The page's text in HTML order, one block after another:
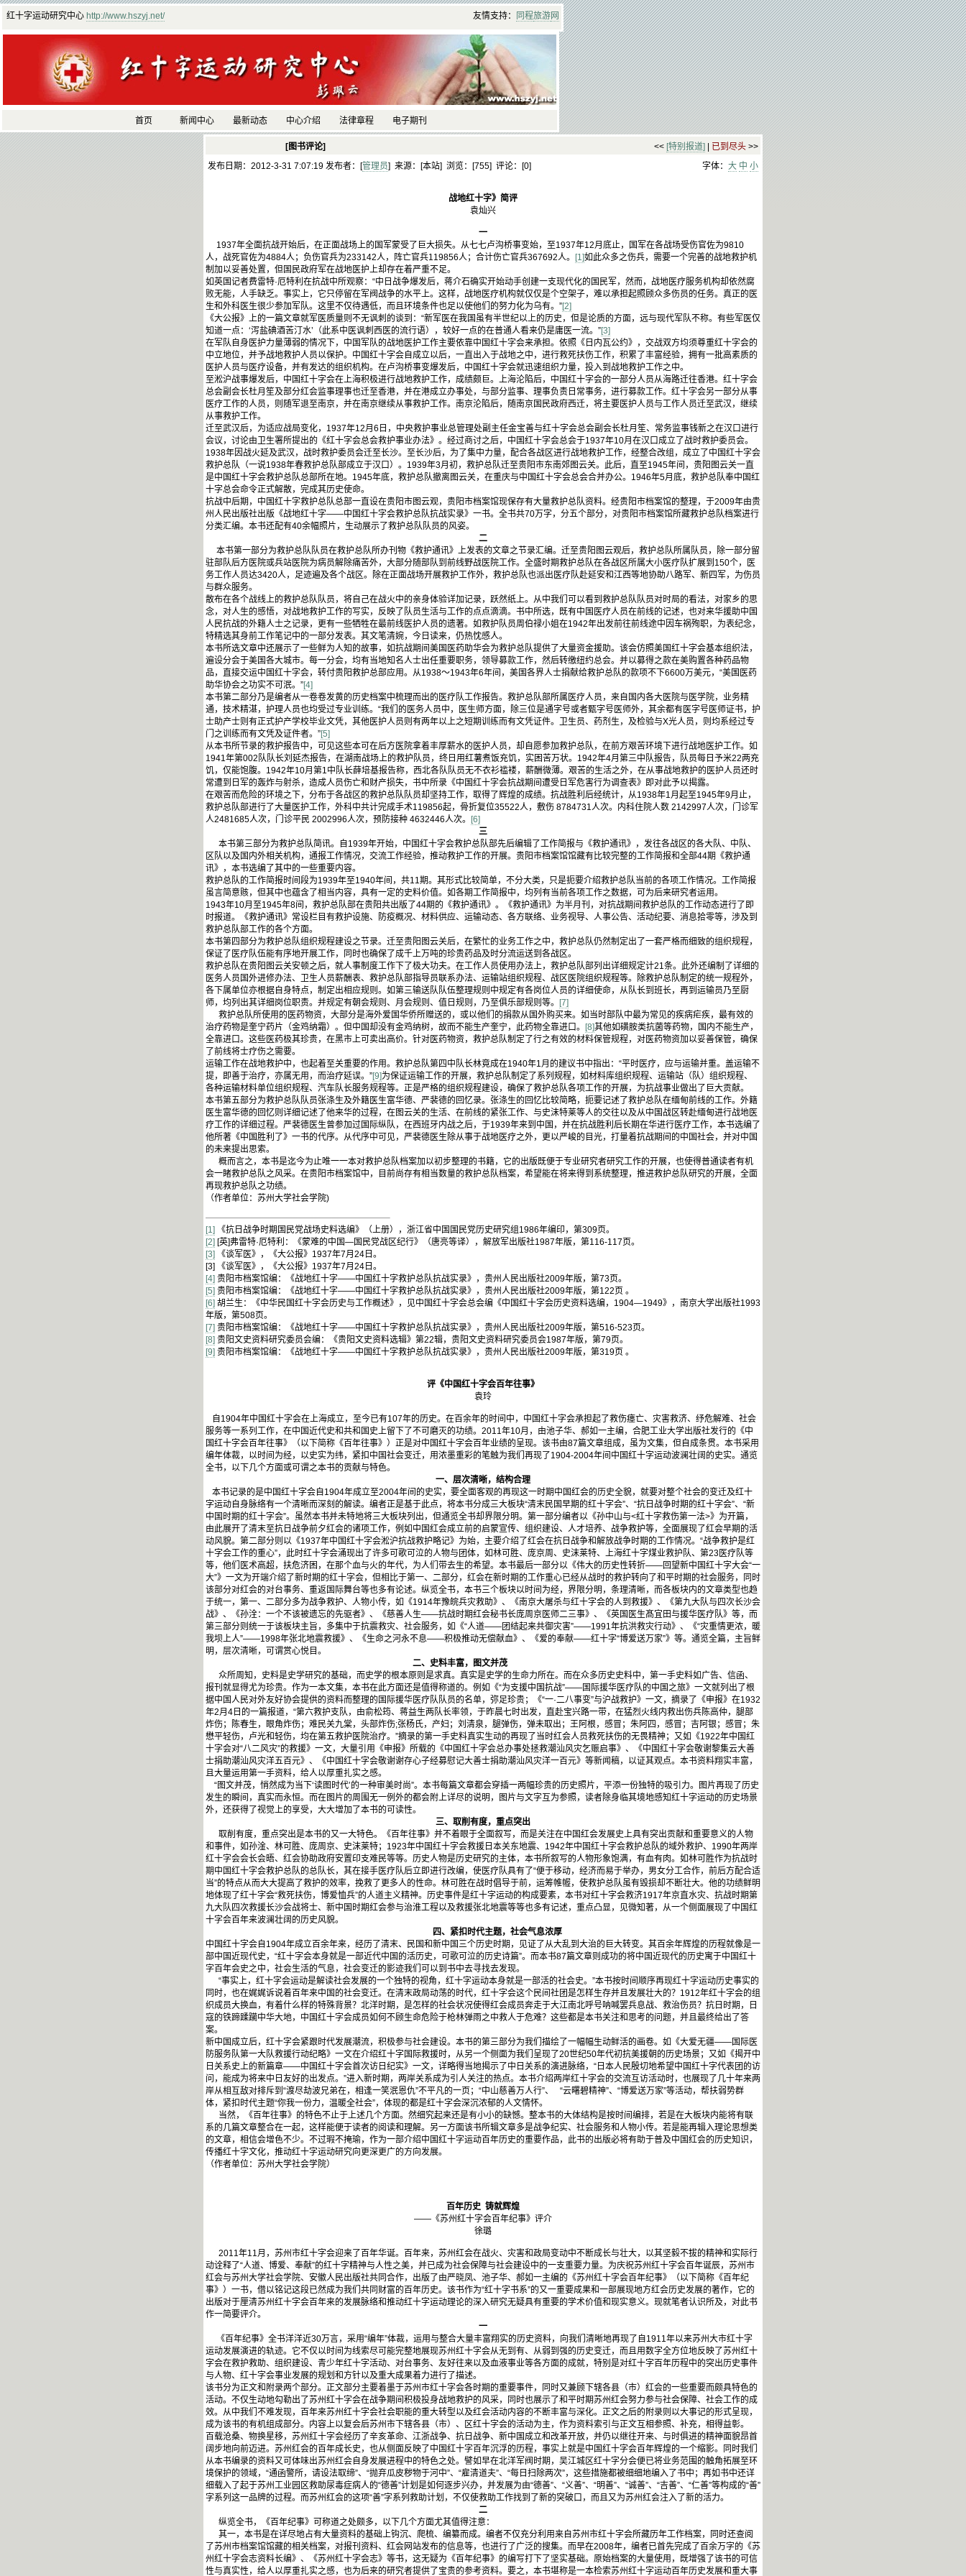
红十字运动研究中心 http://www.hszyj.net/ 友情支持： 同程旅游网
首页 新闻中心 最新动态 中心介绍 法律章程 电子期刊
[图书评论] << [特别报道] 已到尽头 >>
发布日期：2012-3-31 7:07:19 发布者：[管理员] 来源：[本站] 浏览：[755] 评论：[0] 字体： 大 中 小
战地红十字》简评
袁灿兴
一
1937年全面抗战开始后，在正面战场上的国军蒙受了巨大损失。从七七卢沟桥事变始，至1937年12月底止，国军在各战场受伤官佐为9810
人，战死官佐为4884人；负伤官兵为233142人，阵亡官兵119856人；合计伤亡官兵367692人。
[1]如此众多之伤兵，需要一个完善的战地救护机
制加以妥善处置，但国民政府军在战地医护上却存在着严重不足。
如英国记者费雷特·厄特利在抗战中所观察：“中日战争爆发后，蒋介石确实开始动手创建一支现代化的国民军，然而，战地医疗服务机构却依然腐
败无能，人手缺乏。事实上，它只停留在军阀战争的水平上。这样，战地医疗机构就仅仅是个空架子，难以承担起照顾众多伤员的任务。真正的医
生和外科医生很少参加军队。这里不仅待遇低，而且环境条件也足以使他们的努力化为乌有。”[2]
《大公报》上的一篇文章就军医质量则不无讽刺的谈到：“新军医在我国虽有半世纪以上的历史，但是论质的方面，远与现代军队不称。有些军医仅
知道一点：‘泻盐碘酒苦汀水’（此系中医讽刺西医的流行语），较好一点的在普通人看来仍是庸医一流。”[3]
在军队自身医护力量薄弱的情况下，中国军队的战地医护工作主要依靠中国红十字会来承担。依照《日内瓦公约》，交战双方均须尊重红十字会的
中立地位，并予战地救护人员以保护。中国红十字会自成立以后，一直出入于战地之中，进行救死扶伤工作，积累了丰富经验，拥有一批高素质的
医护人员与医疗设备，并有发达的组织机构。在卢沟桥事变爆发后，中国红十字会就迅速组织力量，投入到战地救护工作之中。
至淞沪战事爆发后，中国红十字会在上海积极进行战地救护工作，成绩颇巨。上海沦陷后，中国红十字会的一部分人员从海路迁往香港。红十字会
总会副会长杜月笙及部分红会监事理事也迁至香港，并在港成立办事处，与部分监事、理事负责日常事务，进行募款工作。红十字会另一部分从事
医疗工作的人员，则随军退至南京，并在南京继续从事救护工作。南京沦陷后，随南京国民政府西迁，将主要医护人员与工作人员迁至武汉，继续
从事救护工作。
迁至武汉后，为适应战局变化，1937年12月6日，中央救护事业总管理处副主任金宝善与红十字会总会副会长杜月笙、常务监事钱新之在汉口进行
会议，讨论由卫生署所提出的《红十字会总会救护事业办法》。经过商讨之后，中国红十字会总会于1937年10月在汉口成立了战时救护委员会。
1938年因战火延及武汉，战时救护委员会迁至长沙。至长沙后，为了集中力量，配合各战区进行战地救护工作，经整合改组，成立了中国红十字会
救护总队（一说1938年春救护总队部成立于汉口）。1939年3月初，救护总队迁至贵阳市东南郊图云关。此后，直至1945年间，贵阳图云关一直
是中国红十字会救护总队总部所在地。1945年底，救护总队撤离图云关，在重庆与中国红十字会总会合并办公。1946年5月底，救护总队奉中国红
十字总会命令正式解散，完成其历史使命。
抗战中后期，中国红十字救护总队总部一直设在贵阳市图云观，贵阳市档案馆现保存有大量救护总队资料。经贵阳市档案馆的整理，于2009年由贵
州人民出版社出版《战地红十字——中国红十字会救护总队抗战实录》一书。全书共70万字，分五个部分，对贵阳市档案馆所藏救护总队档案进行
分类汇编。本书还配有40余幅照片，生动展示了救护总队队员的风姿。
二
本书第一部分为救护总队队员在救护总队所办刊物《救护通讯》上发表的文章之节录汇编。迁至贵阳图云观后，救护总队所属队员，除一部分留
驻部队后方医院或兵站医院为病员解除痛苦外，大部分随部队到前线野战医院工作。全盛时期救护总队在各战区所属大小医疗队扩展到150个，医
务工作人员达3420人，足迹遍及各个战区。除在正面战场开展救护工作外，救护总队也派出医疗队赴延安和江西等地协助八路军、新四军，为伤员
与群众服务。
散布在各个战线上的救护总队队员，将自己在战火中的亲身体验详加记录，跃然纸上。从中我们可以看到救护总队队员对时局的看法，对家乡的思
念，对人生的感悟，对战地救护工作的写实，反映了队员生活与工作的点点滴滴。书中所选，既有中国医疗人员在前线的记述，也对来华援助中国
人民抗战的外籍人士之记录，更有一些牺牲在最前线医护人员的遗著。如救护队员周伯禄小姐在1942年出发前往前线途中因车祸殉职，为表纪念，
特精选其身前工作笔记中的一部分发表。其文笔清婉，今日读来，仍热忱感人。
本书所选文章中还展示了一些鲜为人知的故事，如抗战期间美国医药助华会为救护总队提供了大量资金援助。该会仿照美国红十字会基本组织法，
遍设分会于美国各大城市。每一分会，均有当地知名人士出任重要职务，领导募款工作，然后转缴纽约总会。并以募得之款在美购置各种药品物
品，直接交运中国红十字会，转付贵阳救护总部应用。从1938～1943年6年间，美国各界人士捐献给救护总队的款项不下6600万美元，“美国医药
助华协会之功实不可泯。”[4]
本书第二部分乃是编者从一卷卷发黄的历史档案中梳理而出的医疗队工作报告。救护总队部所属医疗人员，来自国内各大医院与医学院，业务精
通，技术精湛，护理人员也均受过专业训练。“我们的医务人员中，医生师方面，除三位是通字号或者甄字号医师外，其余都有医字号医师证书，护
士助产士则有正式护产学校毕业文凭，其他医护人员则有两年以上之短期训练而有文凭证件。卫生员、药剂生，及检验与X光人员，则均系经过专
门之训练而有文凭及证件者。”[5]
从本书所节录的救护报告中，可见这些本可在后方医院拿着丰厚薪水的医护人员，却自愿参加救护总队，在前方艰苦环境下进行战地医护工作。如
1941年第002队队长刘延杰报告，在湖南战场上的救护队员，终日用红薯煮饭充饥，实困苦万状。1942年4月第三中队报告，队员每日予米22两充
饥，仅能饱腹。1942年10月第1中队长薛培基报告称，西北各队队员无不衣衫褴褛，薪酬微薄。艰苦的生活之外，在从事战地救护的医护人员还时
常遭到日军的轰炸与射杀，造成人员伤亡和财产损失，书中所录《中国红十字会抗战期间遭受日军危害行为调查表》即对此予以揭露。
在艰苦而危险的环境之下，分布于各战区的救护总队队员却坚持工作，取得了辉煌的成绩。抗战胜利后经统计，从1938年1月起至1945年9月止，
救护总队部进行了大量医护工作，外科中共计完成手术119856起，骨折复位35522人，敷伤 8784731人次。内科住院人数 2142997人次，门诊军
人2481685人次，门诊平民 2002996人次，预防接种 4632446人次。
[6]
三
本书第三部分为救护总队简讯。自1939年开始，中国红十字会救护总队部先后编辑了工作简报与《救护通讯》，发往各战区的各大队、中队、
区队以及国内外相关机构，通报工作情况，交流工作经验，推动救护工作的开展。贵阳市档案馆馆藏有比较完整的工作简报和全部44期《救护通
讯》，本书选编了其中的一些重要内容。
救护总队的工作简报时间段为1939年至1940年间，共11期。其形式比较简单，不分大类，只是扼要介绍救护总队当前的各项工作情况。工作简报
虽言简意赅，但其中也蕴含了相当内容，具有一定的史料价值。如各期工作简报中，均列有当前各项工作之数据，可为后来研究者运用。
1943年10月至1945年8间，救护总队部在贵阳共出版了44期的《救护通讯》。《救护通讯》为半月刊，对抗战期间救护总队的工作动态进行了即
时报道。《救护通讯》常设栏目有救护设施、防疫概况、材料供应、运输动态、各方联络、业务视导、人事公告、活动纪要、消息拾零等，涉及到
救护总队部工作的各个方面。
本书第四部分为救护总队组织规程建设之节录。迁至贵阳图云关后，在繁忙的业务工作之中，救护总队仍然制定出了一套严格而细致的组织规程，
保证了医疗队伍能有序地开展工作，同时也确保了成千上万吨的珍贵药品及时分流运送到各战区。
救护总队在贵阳图云关安顿之后，就人事制度工作下了极大功夫。在工作人员使用办法上，救护总队部列出详细规定计21条。此外还编制了详细的
医务人员国外进修办法、卫生人员薪酬表、救护总队部指导员联系办法、运输站组织规程、战区医院组织规程等。除救护总队制定的统一规程外，
各下属单位亦根据自身特点，制定出相应规则。如第三输送队队伍整理规则中规定有各岗位人员的详细使命，从队长到班长，再到运输员乃至厨
师，均列出其详细岗位职责。并规定有朝会规则、月会规则、值日规则，乃至俱乐部规则等。
[7]
救护总队所使用的医药物资，大部分是海外爱国华侨所赠送的，或以他们的捐款从国外购买来。如当时部队中最为常见的疾病疟疾，最有效的
治疗药物是奎宁药片（金鸡纳霜）。但中国却没有金鸡纳树，故而不能生产奎宁，此药物全靠进口。
[8]其他如磺胺类抗菌等药物，国内不能生产，
全靠进口。这些医药极其珍贵，在黑市上可卖出高价。针对医药物资，救护总队制定了行之有效的材料保管规程，对医药物资加以妥善保管，确保
了前线将士疗伤之需要。
运输工作在战地救护中，也起着至关重要的作用。救护总队第四中队长林竟成在1940年1月的建议书中指出：“平时医疗，应与运输并重。盖运输不
提，即善于治疗，亦属无用，而治疗延误。”[9]为保证运输工作的开展，救护总队制定了系列规程，如材料库组织规程、运输站（队）组织规程、
各种运输材料单位组织规程、汽车队长服务规程等。正是严格的组织规程建设，确保了救护总队各项工作的开展，为抗战事业做出了巨大贡献。
本书第五部分为救护总队队员张涤生及外籍医生富华德、严裴德的回忆录。张涤生的回忆比较简略，扼要记述了救护总队在缅甸前线的工作。外籍
医生富华德的回忆则详细记述了他来华的过程，在图云关的生活、在前线的紧张工作、与史沫特莱等人的交往以及从中国战区转赴缅甸进行战地医
疗工作的详细过程。严裴德医生曾参加过国际纵队，在西班牙内战之后，于1939年来到中国，并在抗战胜利后长期在华进行医疗工作，本书选编了
他所著《中国胜利了》一书的代序。从代序中可见，严裴德医生除从事于战地医疗之外，更以严峻的目光，打量着抗战期间的中国社会，并对中国
的未来提出思索。
概而言之，本书是迄今为止唯一一本对救护总队档案加以初步整理的书籍，它的出版既便于专业研究者研究工作的开展，也使得普通读者有机
会一睹救护总队之风采。在贵阳市档案馆中，目前尚存有相当数量的救护总队档案，希望能在将来得到系统整理，推进救护总队研究的开展，全面
再现救护总队之功绩。
（作者单位：苏州大学社会学院)
[1] 《抗日战争时期国民党战场史料选编》（上册），浙江省中国国民党历史研究组1986年编印，第309页。
[2] [英]弗雷特·厄特利：《蒙难的中国—国民党战区纪行》（唐亮等译），解放军出版社1987年版，第116-117页。
[3] 《谈军医》，《大公报》1937年7月24日。
[3] 《谈军医》，《大公报》1937年7月24日。
[4] 贵阳市档案馆编：《战地红十字——中国红十字救护总队抗战实录》，贵州人民出版社2009年版，第73页。
[5] 贵阳市档案馆编：《战地红十字——中国红十字救护总队抗战实录》，贵州人民出版社2009年版，第122页 。
[6] 胡兰生：《中华民国红十字会历史与工作概述》，见中国红十字会总会编《中国红十字会历史资料选编，1904—1949》，南京大学出版社1993
年版，第508页。
[7] 贵阳市档案馆编：《战地红十字——中国红十字救护总队抗战实录》，贵州人民出版社2009年版，第516-523页。
[8] 贵阳文史资料研究委员会编：《贵阳文史资料选辑》第22辑，贵阳文史资料研究委员会1987年版，第79页。
[9] 贵阳市档案馆编：《战地红十字——中国红十字救护总队抗战实录》，贵州人民出版社2009年版，第319页 。
评《中国红十字会百年往事》
袁玲
自1904年中国红十字会在上海成立，至今已有107年的历史。在百余年的时间中，中国红十字会承担起了救伤瘗亡、灾害救济、纾危解难、社会
服务等一系列工作，在中国近代史和共和国史上留下了不可磨灭的功绩。2011年10月，由池子华、郝如一主编，合肥工业大学出版社发行的《中
国红十字会百年往事》（以下简称《百年往事》）正是对中国红十字会百年业绩的呈现。该书由87篇文章组成，虽为文集，但自成条贯。本书采用
编年体裁，以时间为经，以史实为纬，紧扣中国社会变迁，用浓墨重彩的笔触为我们再现了1904-2004年间中国红十字运动波澜壮阔的史实。通览
全书，以下几个方面或可谓之本书的贡献与特色。
一、层次清晰，结构合理
本书记录的是中国红十字会自1904年成立至2004年间的史实，要全面客观的再现这一时期中国红会的历史全貌，就要对整个社会的变迁及红十
字运动自身脉络有一个清晰而深刻的解读。编者正是基于此点，将本书分成三大板块“清末民国早期的红十字会”、“抗日战争时期的红十字会”、“新
中国时期的红十字会”。虽然本书并未特地将三大板块列出，但通览全书却界限分明。第一部分编者以《孙中山与<红十字救伤第一法>》为开篇，
由此展开了清末至抗日战争前夕红会的诸项工作，例如中国红会成立前的启蒙宣传、组织建设、人才培养、战争救护等，全面展现了红会早期的活
动风貌。第二部分则以《1937年中国红十字会淞沪抗战救护略记》为始，主要介绍了红会在抗日战争和解放战争时期的工作情况。“战争救护是红
十字会工作的重心”，此时红十字会涌现出了许多可歌可泣的人物与团体，如林可胜、庞京周、史沫莱特、上海红十字煤业救护队、第23医疗队等
等，他们医术高超，扶危济困，在那个血与火的年代，为人们带去生的希望。本书最后一部分以《伟大的历史性转折——回望新中国红十字大会“一
大”》一文为开端介绍了新时期的红十字会，但相比于第一、二部分，红会在新时期的工作重心已经从战时的救护转向了和平时期的社会服务，同时
该部分对红会的对台事务、重返国际舞台等也多有论述。纵览全书，本书三个板块以时间为经，界限分明，条理清晰，而各板块内的文章类型也趋
于统一，第一、二部分多为战争救护、人物小传，如《1914年豫皖兵灾救助》、《南京大屠杀与红十字会的人到救援》、《第九大队与四次长沙会
战》、《孙洤：一个不该被遗忘的先驱者》、《慈善人生——抗战时期红会秘书长庞周京医师二三事》、《英国医生髙宜田与援华医疗队》等，而
第三部分则统一于该板块主旨，多集中于抗震救灾、社会服务，如《“人道——团结起来共御灾害”——1991年抗洪救灾行动》、《“灾重情更浓，暖
我坝上人”——1998年张北地震救援》、《生命之河永不息——积极推动无偿献血》、《爱的奉献——红十字“博爱送万家”》等。通览全篇，主旨鲜
明，层次清晰，可谓赏心悦目。
二、史料丰富，图文并茂
众所周知，史料是史学研究的基础，而史学的根本原则是求真。真实是史学的生命力所在。而在众多历史史料中，第一手史料如广告、信函、
报刊就显得尤为珍贵。作为一本文集，本书在此方面还是值得称道的。例如《“为支援中国抗战”——国际援华医疗队的中国之旅》一文就列出了根
据中国人民对外友好协会提供的资料而整理的国际援华医疗队队员的名单，弥足珍贵；《“一·二八事变”与沪战救护》一文，摘录了《申报》在1932
年2月4日的一篇报道，“第六救护支队，由俞松筠、蒋益生两队长率领，于昨晨七时出发，直赴宝兴路一带，在猛烈火线内救出伤兵陈高仲，腿部
炸伤；陈春生，眼角炸伤；难民关九棠，头部炸伤;张杨氏，产妇；刘清泉，腿弹伤，弹未取出；王阿根，感冒；朱阿四，感冒；吉阿银；感冒；朱
懋平轻伤，卢光和轻伤，均在第五救护医院治疗。”摘录的第一手史料真实生动的再现了当时红会人员救死扶伤的无畏精神；又如《1922年中国红
十字会对“八二风灾”的救援》一文，大量引用《申报》所载的《中国红十字会总办事处拯救潮汕风灾乞赈启事》、《中国红十字会敬谢黎集云大善
士捐助潮汕风灾洋五百元》、《中国红十字会敬谢谢存心子经募慰记大善士捐助潮汕风灾洋一百元》等新闻稿，以证其观点。本书资料翔实丰富，
且大量运用第一手资料，给人以厚重扎实之感。
“图文并茂，悄然成为当下‘读图时代’的一种审美时尚”。本书每篇文章都会穿插一两幅珍贵的历史照片，平添一份独特的吸引力。图片再现了历史
发生的瞬间，真实而永恒。而在图片的周围无一例外的都会附上详尽的说明，图片与文字互为参照，读者除身临其境地感知红十字运动的历史场景
外，还获得了视觉上的享受，大大增加了本书的可读性。
三、取削有度，重点突出
取削有度，重点突出是本书的又一大特色。《百年往事》并不着眼于全面叙写，而是关注在中国红会发展史上具有突出贡献和重要意义的人物
和事件，如孙淦、林可胜、庞周京、史沫莱特；1923年中国红十字会救援日本关东地震、1942年中国红十字会救护总队的域外救护、1990年两岸
红十字会会长会晤、红会协助政府安置印支难民等等。历史人物是历史研究的主体，本书所叙写的人物形象饱满，有血有肉。如林可胜作为抗战时
期中国红十字会救护总队的总队长，其在接手医疗队后立即进行改编，使医疗队具有了“便于移动，经济而易于举办，男女分工合作，前后方配合适
当”的特点从而大大提高了救护的效率，挽救了更多人的性命。林可胜在战时倡导于前，运筹帷幄，使救护总队虽有毁损却不断壮大。他的功绩鲜明
地体现了红十字会“救死扶伤，博爱恤兵”的人道主义精神。历史事件是红十字运动的构成要素，本书对红十字会救济1917年京直水灾、抗战时期第
九大队四次救援长沙会战将士、新中国时期红会参与治淮工程以及救援张北地震等等也多有记述，重点凸显，见微知著，从一个侧面展现了中国红
十字会百年来波澜壮阔的历史风貌。
四、紧扣时代主题，社会气息浓厚
中国红十字会自1904年成立百余年来，经历了清末、民国和新中国三个历史时期，见证了从大乱到大治的巨大转变。其百余年辉煌的历程就像是一
部中国近现代史，“红十字会本身就是一部近代中国的活历史，可歌可泣的历史诗篇”。而本书87篇文章则成功的将中国近现代的历史寓于中国红十
字百年会史之中，社会生活的气息，社会变迁的影迹我们可以到书中去寻找去发现。
“事实上，红十字会运动是解读社会发展的一个独特的视角，红十字运动本身就是一部活的社会史。”本书按时间顺序再现红十字运动历史事实的
同时，也在娓娓诉说着百年来中国的社会变迁。在清末政局动荡的时代，红十字会这个民间社团是怎样生存并且发展壮大的？1912年红十字会的组
织成员大换血，有着什么样的特殊背景？北洋时期，是怎样的社会状况使得红会成员奔走于大江南北呼号呐喊罢兵息战、救治伤员？抗日时期，日
寇的铁蹄蹂躏中华大地，中国红十字会成员如何不顾生命危险于枪林弹雨之中救人于危难？这些都是本书关注和思考的问题，并且最终给出了答
案。
新中国成立后，红十字会紧跟时代发展潮流，积极参与社会建设。本书的第三部分为我们描绘了一幅幅生动鲜活的画卷。如《大爱无疆——国际医
防服务队第一大队救援行动纪略》一文在介绍红十字国际救援时，从另一个侧面为我们呈现了20世纪50年代初抗美援朝的历史场景；又如《揭开中
日关系史上的新篇章——中国红十字会首次访日纪实》一文，详略得当地揭示了中日关系的演进脉络，“日本人民殷切地希望中国红十字代表团的访
问，能成为将来中日友好的出发点。”进入新时期，两岸关系成为引人关注的热点。本书介绍两岸红十字会的交流互访活动时，也展现了几十年来两
岸从相互敌对排斥到“渡尽劫波兄弟在，相逢一笑泯恩仇”不平凡的一页；“中山慈善万人行”、 “云曙碧精神”、“博爱送万家”等活动，帮扶弱势群
体，紧扣时代主题“你我一份力，温暖全社会”，体现的都是红十字会深沉浓郁的人文情怀。
当然，《百年往事》的特色不止于上述几个方面。然细究起来还是有小小的缺憾。整本书的大体结构是按时间编排，若是在大板块内能将有联
系的几篇文章整合在一起，这样能便于读者的阅读和理解。另一方面该书所辑文章多是战争纪实、社会服务和人物小传。若是能再辑入理论思想类
的文章，相信会增色不少。不过瑕不掩瑜，作为一部介绍中国红十字运动百年历史的重要作品，此书的出版必将有助于普及中国红会的历史知识，
传播红十字文化，推动红十字运动研究向更深更广的方向发展。
（作者单位：苏州大学社会学院）
百年历史 铸就辉煌
——《苏州红十字会百年纪事》评介
徐璐
2011年11月，苏州市红十字会迎来了百年华诞。百年来，苏州红会在战火、灾害和政局变动中不断成长与壮大，以其坚毅不拔的精神和实际行
动诠释了“人道、博爱、奉献”的红十字精神与人性之美，并已成为社会保障与社会建设中的一支重要力量。为庆祝苏州红十字会百年诞辰，苏州市
红会与苏州大学社会学院、安徽人民出版社共同合作，出版了由严晓凤、池子华、郝如一主编的《苏州红十字会百年纪事》（以下简称《百年纪
事》）一书，借以铭记这段已然成为我们共同财富的百年历史。该书作为“红十字书系”的又一重要成果和一部展现地方红会历史发展的著作，它的
出版对于厘清苏州红十字会百年来的发展脉络和推动红十字运动理论的深入研究无疑具有重要的学术价值和现实意义。现就笔者认识所及，对此书
作一简要评介。
一
《百年纪事》全书洋洋近30万言，采用“编年”体裁，运用与整合大量丰富翔实的历史资料，向我们清晰地再现了自1911年以来苏州大市红十字
运动发展演进的轨迹。它不仅以时间为线索尽可能完整地展现苏州红十字会从无到有、从弱到强的历史变迁，而且用数字全方位地反映了苏州红十
字会在救护救助、组织建设、青少年红十字活动、对台事务、友好往来以及血液事业等各方面的成就，特别是对红十字百年历程中的突出历史事件
与人物、红十字会事业发展的规划和方针以及重大成果着力进行了描述。
该书分为正文和附录两个部分。正文部分主要着墨于苏州市红十字会各时期的重要事件，同时又兼顾下辖各县（市）红会的一些重要而颇具特色的
活动。不仅生动地勾勒出了苏州红十字会在战争期间积极投身战地救护的风采，同时也展示了和平时期苏州红会努力参与社会保障、社会工作的成
效。从中我们不难发现，百年来苏州红十字会社会职能的重大转型以及红会活动内容的不断丰富与深化。正文之后的附录则以大事记的形式呈现，
成为该书的有机组成部分。内容上以复会后苏州市下辖各县（市）、区红十字会的活动为主，作为资料索引与正文互相参照、补充，相得益彰。
百载沧桑、物换星移，苏州红十字会经历了辛亥革命、江浙战争、抗日战争、新中国成立和改革开放，并仍以继往开来、与时俱进的精神面貌昂首
阔步地向前迈进。苏州红会的百年成长史，也从侧面反映了中国红十字百年沉浮的历程，事实上就是中国红十字会百年辉煌的一个缩影。同时我们
从本书编录的资料又可体味出苏州红会自身发展进程中的特色之处。譬如早在北洋军阀时期，吴江城区红十字分会便已将业务范围的触角拓展至环
境保护的领域，“通函警所，请设法取缔”、“抛弃瓜皮秽物于河中”、“雇清道夫”、“每日扫除两次”，这些措施都被细细地编入了书中；再如书中还详
细载入了起于苏州工业园区救助尿毒症病人的“德善”计划是如何逐步兴办，并发展为由“德善”、“义善”、“明善”、“诚善”、“吉善”、“仁善”等构成的“善”
字系列这一品牌的过程。而苏州红会的这项“善”字系列救助计划，不仅使救助工作找到了新的突破口，而且又为苏州红会注入了新的活力。
二
纵览全书，《百年纪事》可称道之处颇多，以下几个方面尤其值得注意：
其一，本书是在详尽地占有大量资料的基础上钩沉、爬梳、编纂而成。编者不仅充分利用来自苏州市红十字会所藏历年工作档案，同时还查阅
了苏州市档案馆馆藏的相关档案，对报刊资料、红会网站发布的信息等，也进行了广泛的搜集。而早在2008年，编者已首先完成了百余万字的《苏
州红十字会志资料长编》、《苏州红十字会志》等书，这无疑为《百年纪事》的编写打下了坚实基础。原始档案的大量使用，既增强了该书的可信
性与真实性，给人以厚重扎实之感，也为后来的研究者提供了宝贵的参考资料。要之，本书堪称是一本检索苏州红十字运动百年历史发展和重大事